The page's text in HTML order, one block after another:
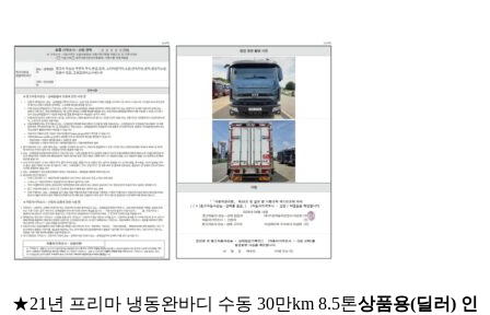
★21년 프리마 냉동완바디 수동 30만km 8.5톤상품용(딜러) 인